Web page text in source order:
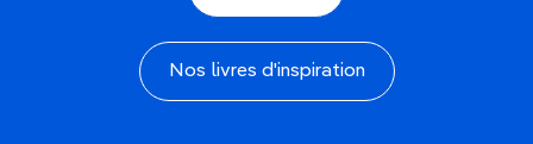
Nos livres d'inspiration